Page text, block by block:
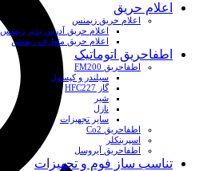
اعلام حریق
اعلام حریق زیمنس
اعلام حریق آدرس پذیر زیمنس
اعلام حریق متعارف زیمنس
اطفاحریق اتوماتیک
اطفاحریق FM200
سیلندر و کپسول
گاز HFC227
شیر
نازل
سایر تجهیزات
اطفاحریق Co2
اسپرینکلر
اطفاحریق آیروسل
تناسب ساز فوم و تجهیزات